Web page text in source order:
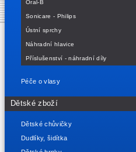
Oral-B
Sonicare - Philips
Ústní sprchy
Náhradní hlavice
Příslušenství - náhradní díly
Péče o vlasy
Dětské zboží
Dětské chůvičky
Dudlíky, šidítka